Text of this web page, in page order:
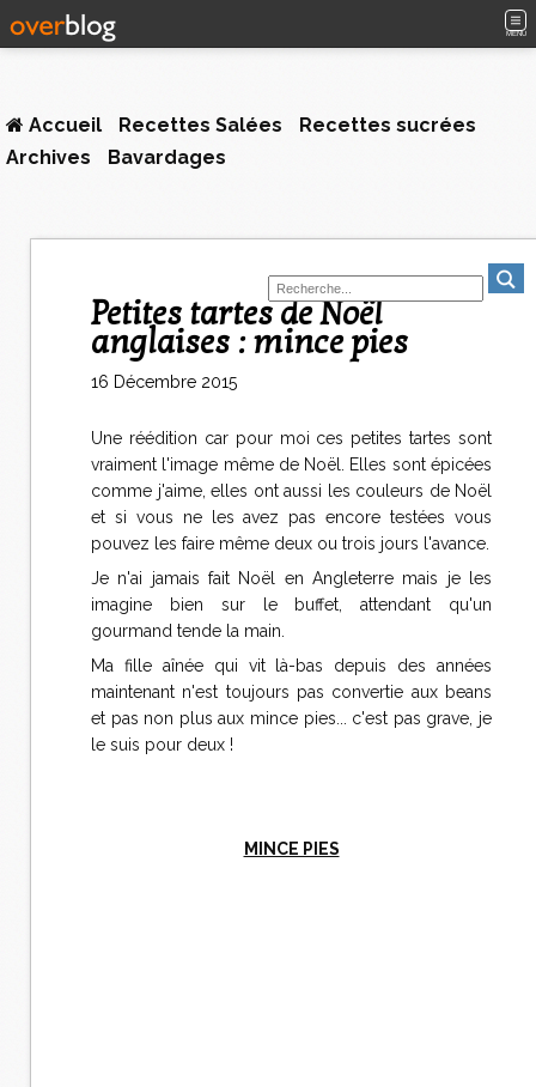
MENU
Accueil Recettes Salées
Recettes sucrées
Archives
Bavardages
Petites tartes de Noël
anglaises : mince pies
16 Décembre 2015
Une réédition car pour moi ces petites tartes sont
vraiment l'image même de Noël. Elles sont épicées
comme j'aime, elles ont aussi les couleurs de Noël
et si vous ne les avez pas encore testées vous
pouvez les faire même deux ou trois jours l'avance.
Je n'ai jamais fait Noël en Angleterre mais je les
imagine bien sur le buffet, attendant qu'un
gourmand tende la main.
Ma fille aînée qui vit là-bas depuis des années
maintenant n'est toujours pas convertie aux beans
et pas non plus aux mince pies... c'est pas grave, je
le suis pour deux !
MINCE PIES